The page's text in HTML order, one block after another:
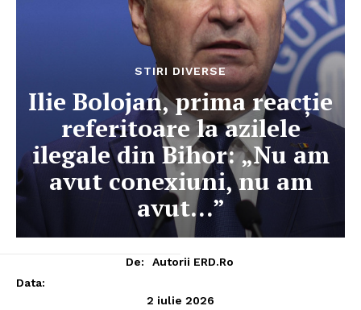
STIRI DIVERSE
Ilie Bolojan, prima reacție
referitoare la azilele
ilegale din Bihor: „Nu am
avut conexiuni, nu am
avut…”
De:
Autorii ERD.ro
Data:
2 iulie 2026